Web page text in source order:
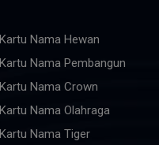
Kartu Nama Hewan
Kartu Nama Pembangun
Kartu Nama Crown
Kartu Nama Olahraga
Kartu Nama Tiger